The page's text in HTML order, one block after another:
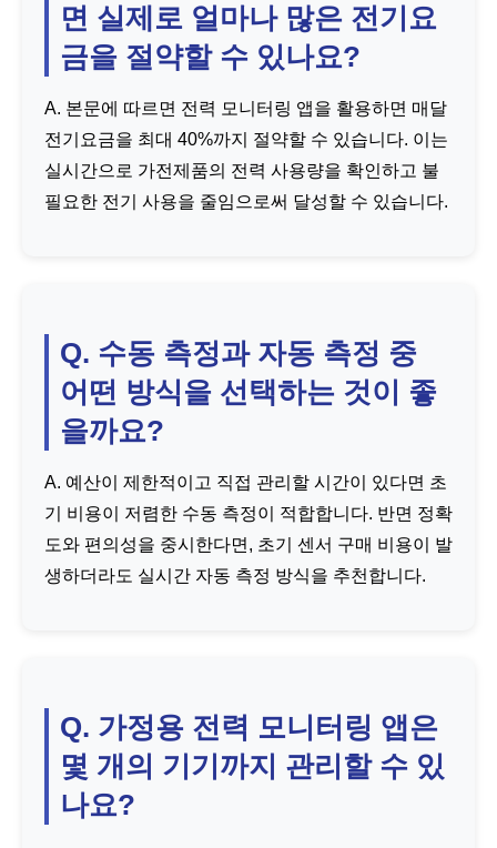
면 실제로 얼마나 많은 전기요
금을 절약할 수 있나요?
A. 본문에 따르면 전력 모니터링 앱을 활용하면 매달
전기요금을 최대 40%까지 절약할 수 있습니다. 이는
실시간으로 가전제품의 전력 사용량을 확인하고 불
필요한 전기 사용을 줄임으로써 달성할 수 있습니다.
Q. 수동 측정과 자동 측정 중
어떤 방식을 선택하는 것이 좋
을까요?
A. 예산이 제한적이고 직접 관리할 시간이 있다면 초
기 비용이 저렴한 수동 측정이 적합합니다. 반면 정확
도와 편의성을 중시한다면, 초기 센서 구매 비용이 발
생하더라도 실시간 자동 측정 방식을 추천합니다.
Q. 가정용 전력 모니터링 앱은
몇 개의 기기까지 관리할 수 있
나요?